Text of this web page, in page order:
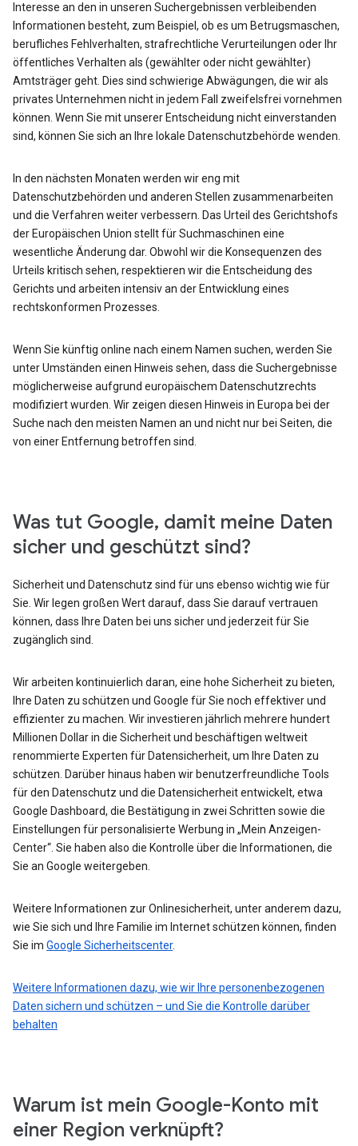
Interesse an den in unseren Suchergebnissen verbleibenden
Informationen besteht, zum Beispiel, ob es um Betrugsmaschen,
berufliches Fehlverhalten, strafrechtliche Verurteilungen oder Ihr
öffentliches Verhalten als (gewählter oder nicht gewählter)
Amtsträger geht. Dies sind schwierige Abwägungen, die wir als
privates Unternehmen nicht in jedem Fall zweifelsfrei vornehmen
können. Wenn Sie mit unserer Entscheidung nicht einverstanden
sind, können Sie sich an Ihre lokale Datenschutzbehörde wenden.
In den nächsten Monaten werden wir eng mit
Datenschutzbehörden und anderen Stellen zusammenarbeiten
und die Verfahren weiter verbessern. Das Urteil des Gerichtshofs
der Europäischen Union stellt für Suchmaschinen eine
wesentliche Änderung dar. Obwohl wir die Konsequenzen des
Urteils kritisch sehen, respektieren wir die Entscheidung des
Gerichts und arbeiten intensiv an der Entwicklung eines
rechtskonformen Prozesses.
Wenn Sie künftig online nach einem Namen suchen, werden Sie
unter Umständen einen Hinweis sehen, dass die Suchergebnisse
möglicherweise aufgrund europäischem Datenschutzrechts
modifiziert wurden. Wir zeigen diesen Hinweis in Europa bei der
Suche nach den meisten Namen an und nicht nur bei Seiten, die
von einer Entfernung betroffen sind.
Was tut Google, damit meine Daten
sicher und geschützt sind?
Sicherheit und Datenschutz sind für uns ebenso wichtig wie für
Sie. Wir legen großen Wert darauf, dass Sie darauf vertrauen
können, dass Ihre Daten bei uns sicher und jederzeit für Sie
zugänglich sind.
Wir arbeiten kontinuierlich daran, eine hohe Sicherheit zu bieten,
Ihre Daten zu schützen und Google für Sie noch effektiver und
effizienter zu machen. Wir investieren jährlich mehrere hundert
Millionen Dollar in die Sicherheit und beschäftigen weltweit
renommierte Experten für Datensicherheit, um Ihre Daten zu
schützen. Darüber hinaus haben wir benutzerfreundliche Tools
für den Datenschutz und die Datensicherheit entwickelt, etwa
Google Dashboard, die Bestätigung in zwei Schritten sowie die
Einstellungen für personalisierte Werbung in „Mein Anzeigen-
Center“. Sie haben also die Kontrolle über die Informationen, die
Sie an Google weitergeben.
Weitere Informationen zur Onlinesicherheit, unter anderem dazu,
wie Sie sich und Ihre Familie im Internet schützen können, finden
Sie im Google Sicherheitscenter.
Weitere Informationen dazu, wie wir Ihre personenbezogenen
Daten sichern und schützen – und Sie die Kontrolle darüber
behalten
Warum ist mein Google-Konto mit
einer Region verknüpft?